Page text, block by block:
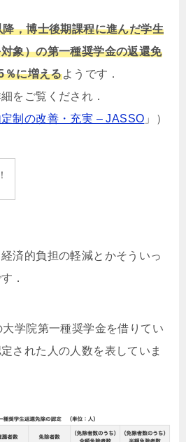
降，博士後期課程に進んだ学生
象）の第一種奨学金の返還免
％に増えるようです．
をご覧くだされ．
制の改善・充実 – JASSO 」）
済的負担の軽減とかそういっ
．
学院第一種奨学金を借りてい
された人の人数を表していま